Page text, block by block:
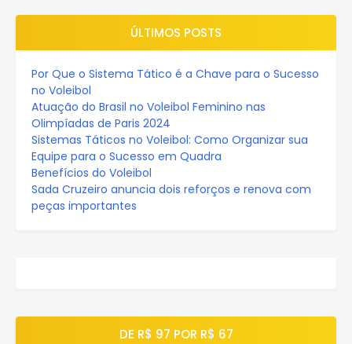
ÚLTIMOS POSTS
Por Que o Sistema Tático é a Chave para o Sucesso
no Voleibol
Atuação do Brasil no Voleibol Feminino nas
Olimpíadas de Paris 2024
Sistemas Táticos no Voleibol: Como Organizar sua
Equipe para o Sucesso em Quadra
Benefícios do Voleibol
Sada Cruzeiro anuncia dois reforços e renova com
peças importantes
DE R$ 97 POR R$ 67